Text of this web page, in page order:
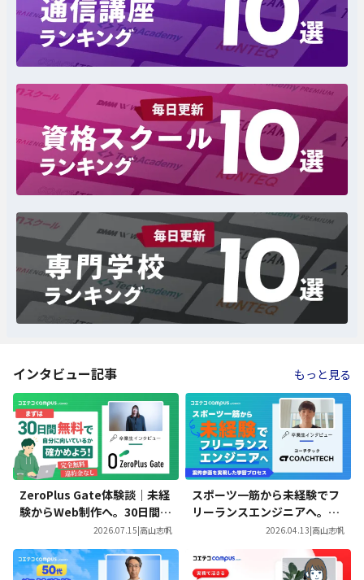
インタビュー記事 もっと見る
ZeroPlus Gate体験談｜未経
験からWeb制作へ。30日間で
見つけた、自分らしい働き方
2026.07.15|高山志帆
スポーツ一筋から未経験でフ
リーランスエンジニアへ。CO
ACHTECH Proを通じて案件
参画を実現した学習プロセス
2026.04.13|高山志帆